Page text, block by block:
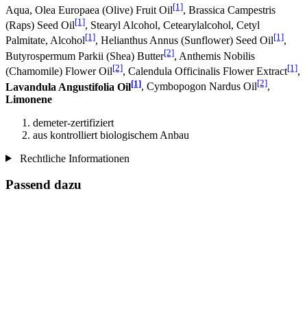
Aqua, Olea Europaea (Olive) Fruit Oil[1], Brassica Campestris
(Raps) Seed Oil[1], Stearyl Alcohol, Cetearylalcohol, Cetyl
Palmitate, Alcohol[1], Helianthus Annus (Sunflower) Seed Oil[1],
Butyrospermum Parkii (Shea) Butter[2], Anthemis Nobilis
(Chamomile) Flower Oil[2], Calendula Officinalis Flower Extract[1],
Lavandula Angustifolia Oil[1], Cymbopogon Nardus Oil[2],
Limonene
demeter-zertifiziert
aus kontrolliert biologischem Anbau
Rechtliche Informationen
Passend dazu